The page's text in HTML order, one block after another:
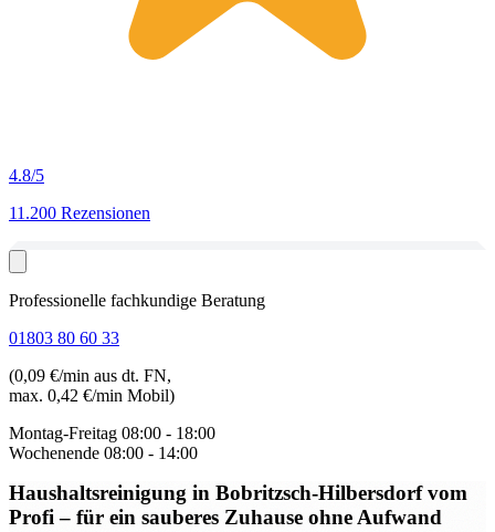
4.8/5
11.200 Rezensionen
Professionelle fachkundige Beratung
01803 80 60 33
(0,09 €/min aus dt. FN,
max. 0,42 €/min Mobil)
Montag-Freitag 08:00 - 18:00
Wochenende 08:00 - 14:00
Haushaltsreinigung in Bobritzsch-Hilbersdorfvom
Profi – für ein sauberes Zuhause ohne Aufwand